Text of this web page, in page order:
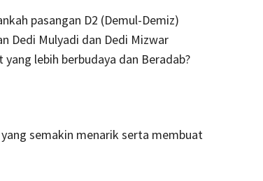
pasangan D2 (Demul-Demiz)
Dedi Mulyadi dan Dedi Mizwar
lebih berbudaya dan Beradab?
semakin menarik serta membuat